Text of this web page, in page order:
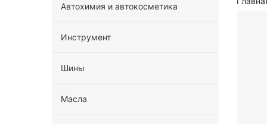
Автохимия и автокосметика
Инструмент
Шины
Масла